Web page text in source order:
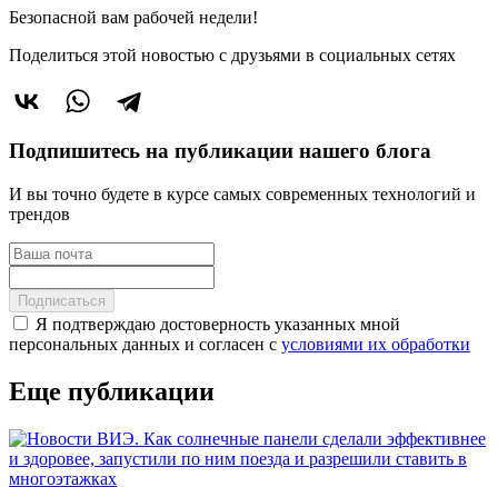
Безопасной вам рабочей недели!
Поделиться этой новостью с друзьями в социальных сетях
Подпишитесь на публикации нашего блога
И вы точно будете в курсе самых современных технологий и
трендов
Подписаться
Я подтверждаю достоверность указанных мной
персональных данных и согласен с условиями их обработки
Еще публикации